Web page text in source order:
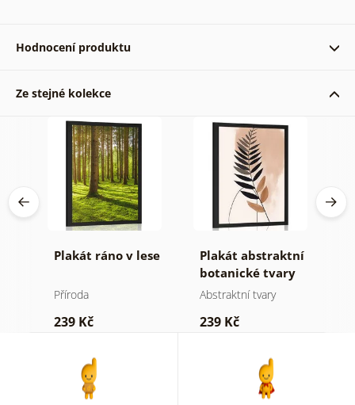
Hodnocení produktu
Ze stejné kolekce
Plakát ráno v lese
Příroda
239 Kč
Plakát abstraktní
botanické tvary
kapradina
Abstraktní tvary
239 Kč